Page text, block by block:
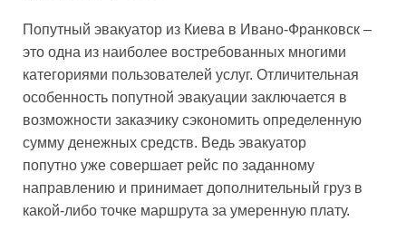
Попутный эвакуатор из Киева в Ивано-Франковск –
это одна из наиболее востребованных многими
категориями пользователей услуг. Отличительная
особенность попутной эвакуации заключается в
возможности заказчику сэкономить определенную
сумму денежных средств. Ведь эвакуатор
попутно уже совершает рейс по заданному
направлению и принимает дополнительный груз в
какой-либо точке маршрута за умеренную плату.